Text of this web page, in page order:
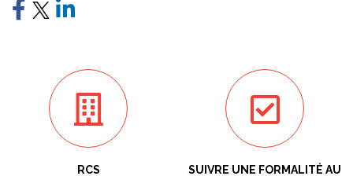
RCS
SUIVRE UNE FORMALITÉ AU